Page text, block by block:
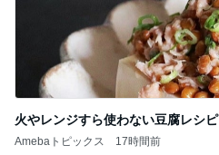
火やレンジすら使わない豆腐レシピ
Amebaトピックス 17時間前